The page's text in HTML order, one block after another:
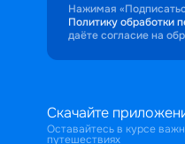
Нажимая
Политику обработки
даёте согласие на
Скачайте
Оставайтесь в курсе
путешествиях